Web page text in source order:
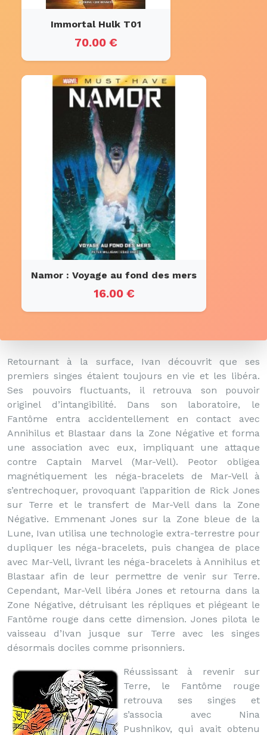
Immortal Hulk T01
70.00 €
Namor : Voyage au fond des mers
16.00 €
Retournant à la surface, Ivan découvrit que ses
premiers singes étaient toujours en vie et les libéra.
Ses pouvoirs fluctuants, il retrouva son pouvoir
originel d’intangibilité. Dans son laboratoire, le
Fantôme entra accidentellement en contact avec
Annihilus et Blastaar dans la Zone Négative et forma
une association avec eux, impliquant une attaque
contre Captain Marvel (Mar-Vell). Peotor obligea
magnétiquement les néga-bracelets de Mar-Vell à
s’entrechoquer, provoquant l’apparition de Rick Jones
sur Terre et le transfert de Mar-Vell dans la Zone
Négative. Emmenant Jones sur la Zone bleue de la
Lune, Ivan utilisa une technologie extra-terrestre pour
dupliquer les néga-bracelets, puis changea de place
avec Mar-Vell, livrant les néga-bracelets à Annihilus et
Blastaar afin de leur permettre de venir sur Terre.
Cependant, Mar-Vell libéra Jones et retourna dans la
Zone Négative, détruisant les répliques et piégeant le
Fantôme rouge dans cette dimension. Jones pilota le
vaisseau d’Ivan jusque sur Terre avec les singes
désormais dociles comme prisonniers.
Réussissant à revenir sur
Terre, le Fantôme rouge
retrouva ses singes et
s’associa avec Nina
Pushnikov, qui avait obtenu